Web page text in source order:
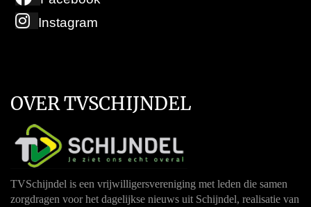
Instagram
OVER TVSCHIJNDEL
TVSchijndel is een vrijwilligersvereniging met leden die samen
zorgdragen voor het dagelijkse nieuws uit Schijndel, realisatie van